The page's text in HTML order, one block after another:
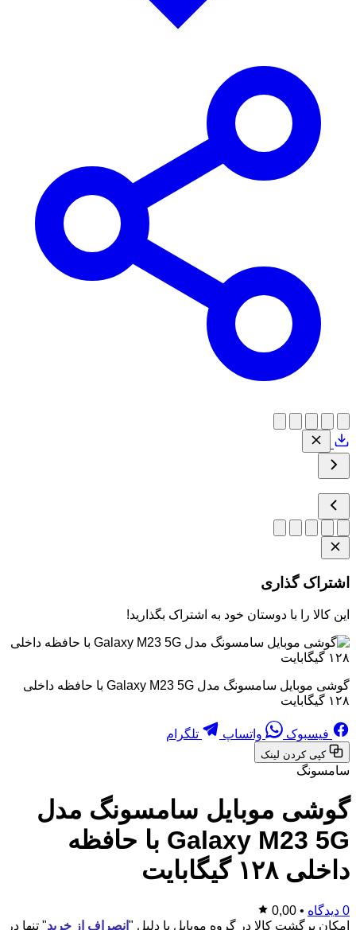
اشتراک گذاری
این کالا را با دوستان خود به اشتراک بگذارید!
گوشی موبایل سامسونگ مدل Galaxy M23 5G با حافظه داخلی
۱۲۸ گیگابایت
فیسبوک واتساپ تلگرام
کپی کردن لینک
سامسونگ
گوشی موبایل سامسونگ مدل
Galaxy M23 5G با حافظه
داخلی ۱۲۸ گیگابایت
0 دیدگاه •
0,00
امکان برگشت کالا در گروه موبایل با دلیل " انصراف از خرید" تنها در